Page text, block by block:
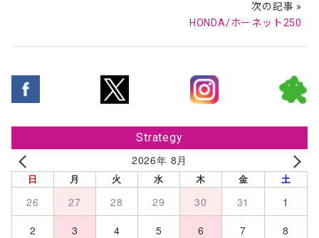
Strategy
2026年 8月
日 月 火 水 木 金 土
26 27 28 29 30 31
1
2
3 4 5 6 7
8
次の記事 »
HONDA/ホーネット250